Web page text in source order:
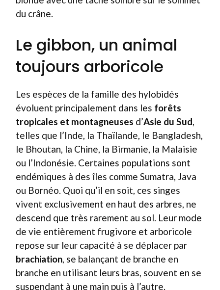
du crâne.
Le gibbon, un animal
toujours arboricole
Les espèces de la famille des hylobidés
évoluent principalement dans les forêts
tropicales et montagneuses d’Asie du Sud,
telles que l’Inde, la Thaïlande, le Bangladesh,
le Bhoutan, la Chine, la Birmanie, la Malaisie
ou l’Indonésie. Certaines populations sont
endémiques à des îles comme Sumatra, Java
ou Bornéo. Quoi qu’il en soit, ces singes
vivent exclusivement en haut des arbres, ne
descend que très rarement au sol. Leur mode
de vie entièrement frugivore et arboricole
repose sur leur capacité à se déplacer par
brachiation, se balançant de branche en
branche en utilisant leurs bras, souvent en se
suspendant à une main puis à l’autre.